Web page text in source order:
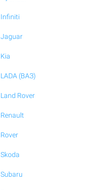
Infiniti
Jaguar
Kia
LADA (ВАЗ)
Land Rover
Renault
Rover
Skoda
Subaru